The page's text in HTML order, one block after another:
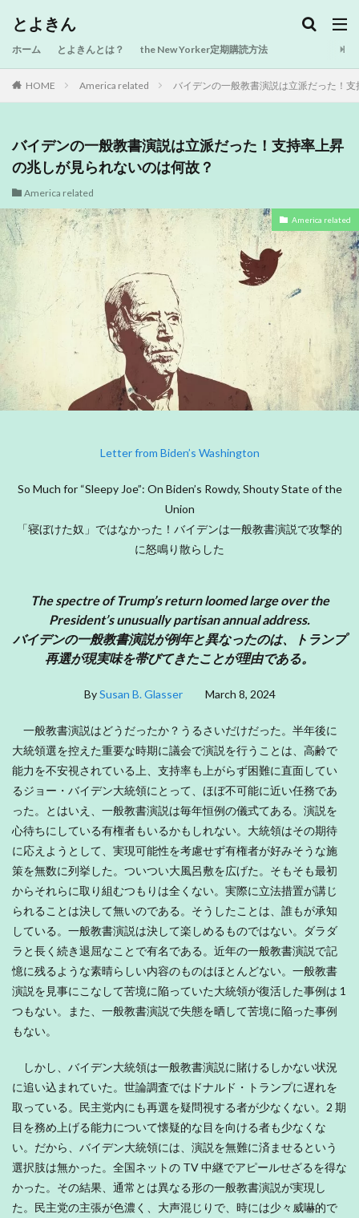
とよきん
ホーム とよきんとは？ the New Yorker定期購読方法
HOME America related バイデンの一般教書演説は立派だった！
バイデンの一般教書演説は立派だった！支持率上昇
の兆しが見られないのは何故？
America related
America related
Letter from Biden’s Washington
So Much for “Sleepy Joe”: On Biden’s Rowdy, Shouty State of the
Union
「寝ぼけた奴」ではなかった！バイデンは一般教書演説で攻撃的
に怒鳴り散らした
The spectre of Trump’s return loomed large over the
President’s unusually partisan annual address.
バイデンの一般教書演説が例年と異なったのは、トランプ
再選が現実味を帯びてきたことが理由である。
BySusan B. GlasserMarch 8, 2024
一般教書演説はどうだったか？うるさいだけだった。半年後に
大統領選を控えた重要な時期に議会で演説を行うことは、高齢で
能力を不安視されている上、支持率も上がらず困難に直面してい
るジョー・バイデン大統領にとって、ほぼ不可能に近い任務であ
った。とはいえ、一般教書演説は毎年恒例の儀式てある。演説を
心待ちにしている有権者もいるかもしれない。大統領はその期待
に応えようとして、実現可能性を考慮せず有権者が好みそうな施
策を無数に列挙した。ついつい大風呂敷を広げた。そもそも最初
からそれらに取り組むつもりは全くない。実際に立法措置が講じ
られることは決して無いのである。そうしたことは、誰もが承知
している。一般教書演説は決して楽しめるものではない。ダラダ
ラと長く続き退屈なことで有名である。近年の一般教書演説で記
憶に残るような素晴らしい内容のものはほとんどない。一般教書
演説を見事にこなして苦境に陥っていた大統領が復活した事例は 1
つもない。また、一般教書演説で失態を晒して苦境に陥った事例
もない。
しかし、バイデン大統領は一般教書演説に賭けるしかない状況
に追い込まれていた。世論調査ではドナルド・トランプに遅れを
取っている。民主党内にも再選を疑問視する者が少なくない。2 期
目を務め上げる能力について懐疑的な目を向ける者も少なくな
い。だから、バイデン大統領には、演説を無難に済ませるという
選択肢は無かった。全国ネットの TV 中継でアピールせざるを得な
かった。その結果、通常とは異なる形の一般教書演説が実現し
た。民主党の主張が色濃く、大声混じりで、時には少々威嚇的で